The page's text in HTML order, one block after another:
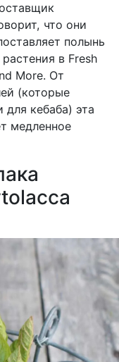
что они
полынь
в Fresh
More. От
(которые
кебаба) эта
медленное